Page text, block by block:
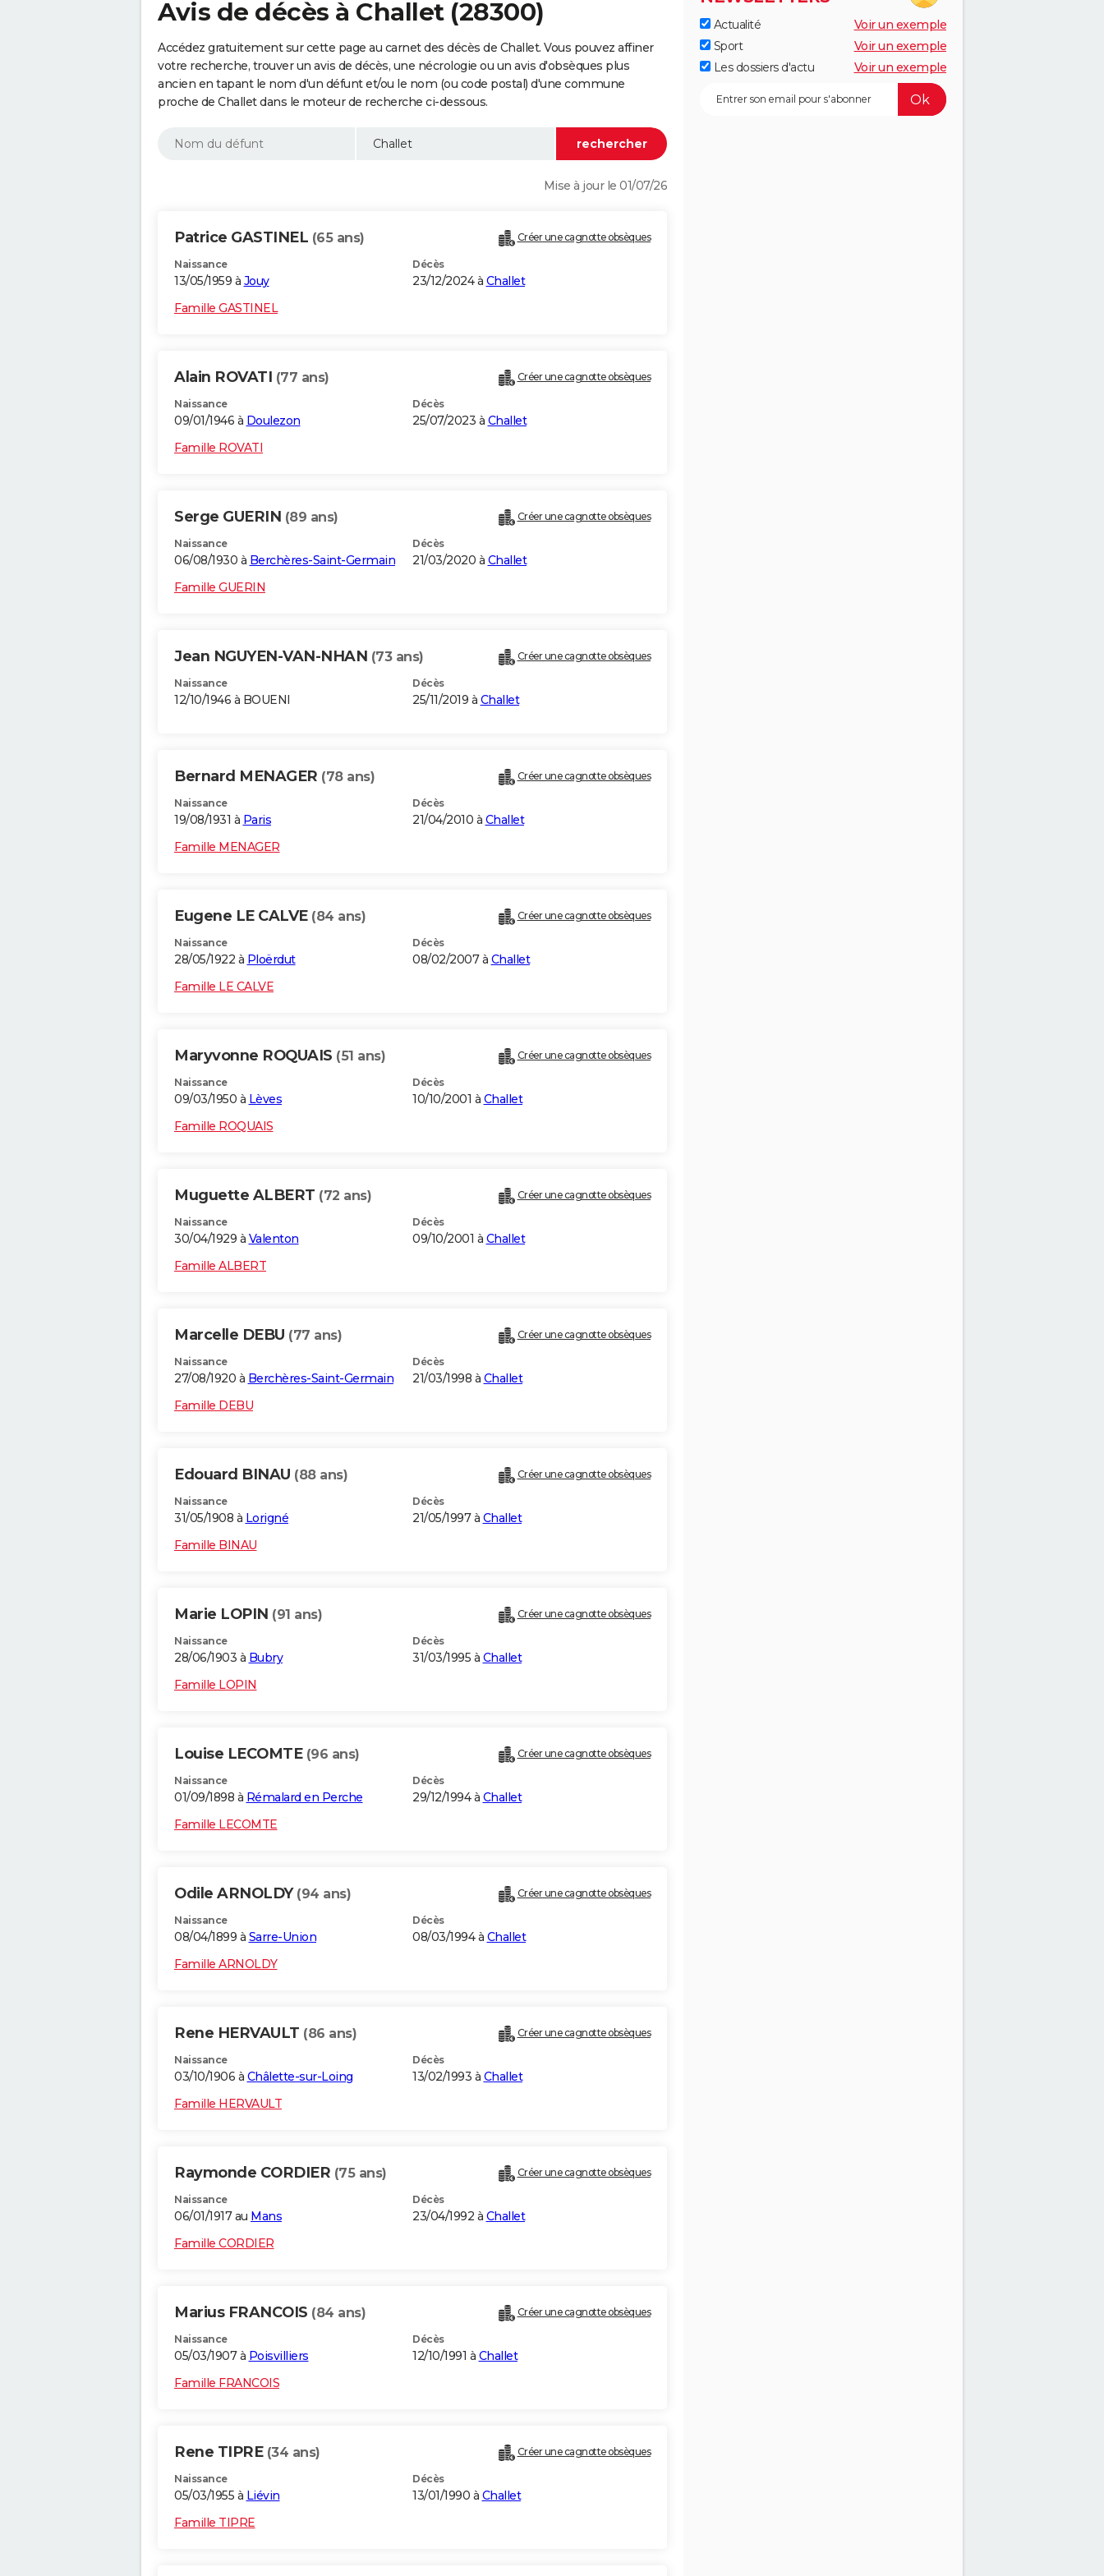
Avis de décès à Challet (28300)
Accédez gratuitement sur cette page au carnet des décès de Challet. Vous pouvez affiner
votre recherche, trouver un avis de décès, une nécrologie ou un avis d'obsèques plus
ancien en tapant le nom d'un défunt et/ou le nom (ou code postal) d'une commune
proche de Challet dans le moteur de recherche ci-dessous.
Mise à jour le 01/07/26
Patrice GASTINEL (65 ans) Créer une cagnotte obsèques
Naissance
13/05/1959 à Jouy
Décès
23/12/2024 à Challet
Famille GASTINEL
Alain ROVATI (77 ans) Créer une cagnotte obsèques
Naissance
09/01/1946 à Doulezon
Décès
25/07/2023 à Challet
Famille ROVATI
Serge GUERIN (89 ans) Créer une cagnotte obsèques
Naissance
06/08/1930 à Berchères-Saint-Germain
Décès
21/03/2020 à Challet
Famille GUERIN
Jean NGUYEN-VAN-NHAN (73 ans) Créer une cagnotte obsèques
Naissance
12/10/1946 à BOUENI
Décès
25/11/2019 à Challet
Bernard MENAGER (78 ans) Créer une cagnotte obsèques
Naissance
19/08/1931 à Paris
Décès
21/04/2010 à Challet
Famille MENAGER
Eugene LE CALVE (84 ans) Créer une cagnotte obsèques
Naissance
28/05/1922 à Ploërdut
Décès
08/02/2007 à Challet
Famille LE CALVE
Maryvonne ROQUAIS (51 ans) Créer une cagnotte obsèques
Naissance
09/03/1950 à Lèves
Décès
10/10/2001 à Challet
Famille ROQUAIS
Muguette ALBERT (72 ans) Créer une cagnotte obsèques
Naissance
30/04/1929 à Valenton
Décès
09/10/2001 à Challet
Famille ALBERT
Marcelle DEBU (77 ans) Créer une cagnotte obsèques
Naissance
27/08/1920 à Berchères-Saint-Germain
Décès
21/03/1998 à Challet
Famille DEBU
Edouard BINAU (88 ans) Créer une cagnotte obsèques
Naissance
31/05/1908 à Lorigné
Décès
21/05/1997 à Challet
Famille BINAU
Marie LOPIN (91 ans) Créer une cagnotte obsèques
Naissance
28/06/1903 à Bubry
Décès
31/03/1995 à Challet
Famille LOPIN
Louise LECOMTE (96 ans) Créer une cagnotte obsèques
Naissance
01/09/1898 à Rémalard en Perche
Décès
29/12/1994 à Challet
Famille LECOMTE
Odile ARNOLDY (94 ans) Créer une cagnotte obsèques
Naissance
08/04/1899 à Sarre-Union
Décès
08/03/1994 à Challet
Famille ARNOLDY
Rene HERVAULT (86 ans) Créer une cagnotte obsèques
Naissance
03/10/1906 à Châlette-sur-Loing
Décès
13/02/1993 à Challet
Famille HERVAULT
Raymonde CORDIER (75 ans) Créer une cagnotte obsèques
Naissance
06/01/1917 au Mans
Décès
23/04/1992 à Challet
Famille CORDIER
Marius FRANCOIS (84 ans) Créer une cagnotte obsèques
Naissance
05/03/1907 à Poisvilliers
Décès
12/10/1991 à Challet
Famille FRANCOIS
Rene TIPRE (34 ans) Créer une cagnotte obsèques
Naissance
05/03/1955 à Liévin
Décès
13/01/1990 à Challet
Famille TIPRE
Actualité
Voir un exemple
Sport
Voir un exemple
Les dossiers d'actu
Voir un exemple